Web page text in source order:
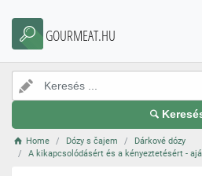
GOURMEAT.HU
Home Dózy s čajem
Dárkové dózy
A kikapcsolódásért és a kényeztetésért -